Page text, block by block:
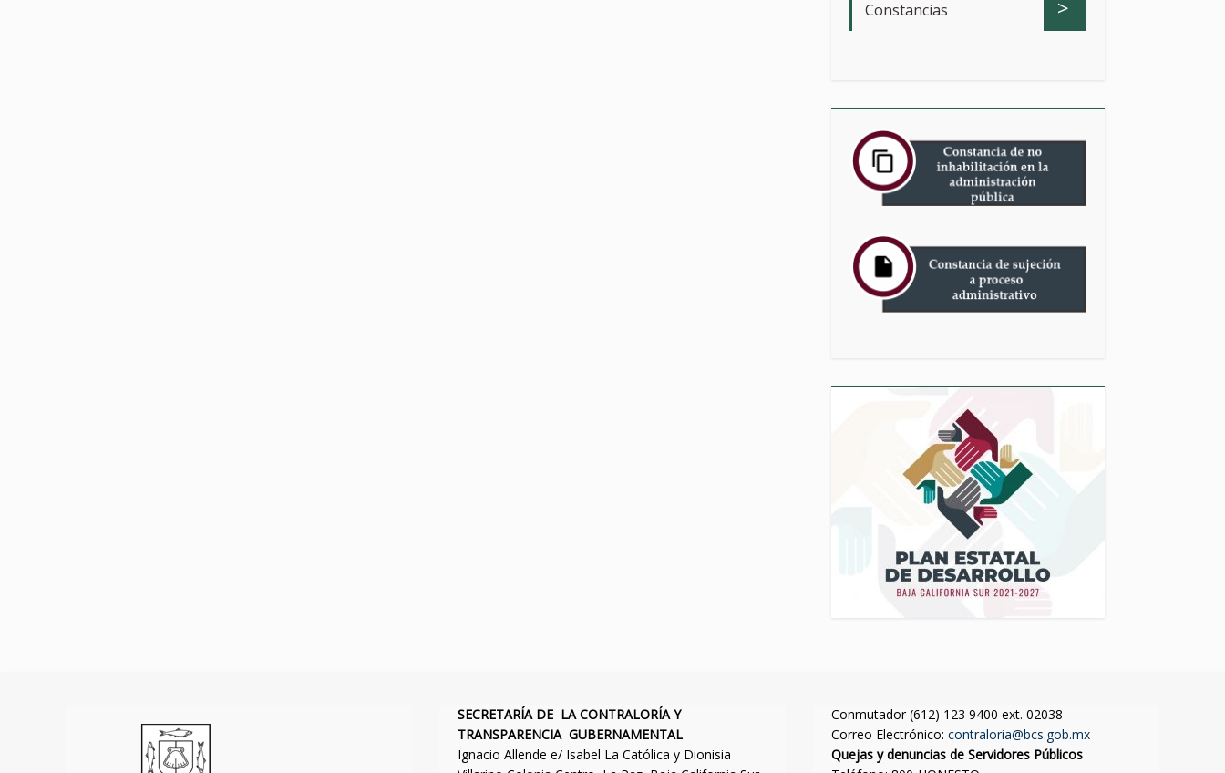
Constancias >
SECRETARÍA DE LA CONTRALORÍA Y
TRANSPARENCIA GUBERNAMENTAL
Ignacio Allende e/ Isabel La Católica y Dionisia
Conmutador (612) 123 9400 ext. 02038
Correo Electrónico:contraloria@bcs.gob.mx
Quejas y denuncias de Servidores Públicos